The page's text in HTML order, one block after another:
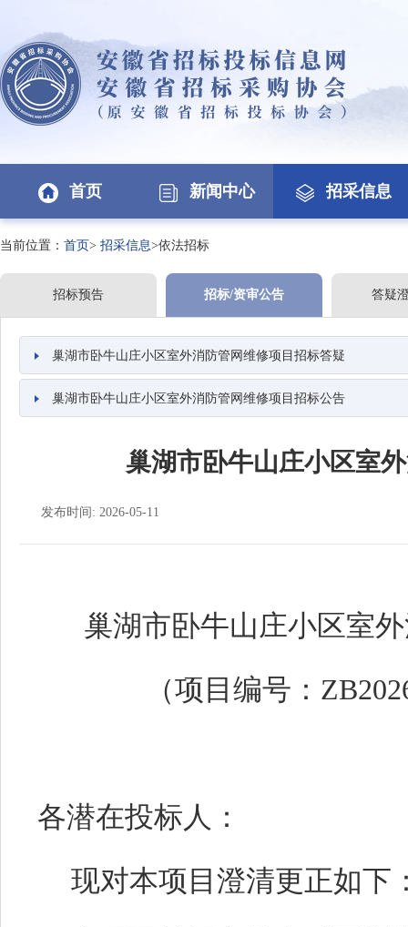
首页 新闻中心 招采信息
当前位置： 首页> 招采信息>依法招标
招标预告 招标/资审公告 答疑
巢湖市卧牛山庄小区室外消防管网维修项目招标答疑
巢湖市卧牛山庄小区室外消防管网维修项目招标公告
巢湖市卧牛山庄小区室
发布时间: 2026-05-11
巢湖市卧牛山庄小区室
（项目编号：
各潜在投标人：
现对本项目澄清更正如下